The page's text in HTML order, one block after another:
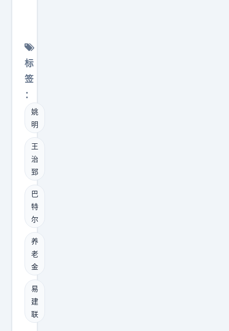
男
篮
了
。
我
认
为
，
这
三
条
消
息
里
真
正
让
人
意
外
山
东
男
篮
闷
头
干
大
事
，
外
界
议
论
纷
纷
、
质
疑
不
在
每
月
领
到
1
6
3
美
元
养
老
金
，
巴
特
尔
是
标
签
：
姚
明
王
治
郅
巴
特
尔
养
老
金
易
建
联